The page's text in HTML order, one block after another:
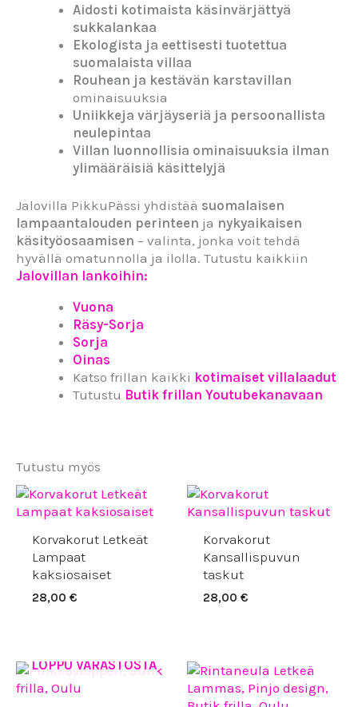
Aidosti kotimaista käsinvärjättyä
sukkalankaa
Ekologista ja eettisesti tuotettua
suomalaista villaa
Rouhean ja kestävän karstavillan
ominaisuuksia
Uniikkeja värjäyseriä ja persoonallista
neulepintaa
Villan luonnollisia ominaisuuksia ilman
ylimääräisiä käsittelyjä
Jalovilla PikkuPässi yhdistää suomalaisen
lampaantalouden perinteen ja nykyaikaisen
käsityöosaamisen – valinta, jonka voit tehdä
hyvällä omatunnolla ja ilolla. Tutustu kaikkiin
Jalovillan lankoihin:
Vuona
Räsy-Sorja
Sorja
Oinas
Katso frillan kaikki kotimaiset villalaadut
Tutustu Butik frillan Youtubekanavaan
Tutustu myös
Korvakorut Letkeät
Lampaat
kaksiosaiset
28,00€
Korvakorut
Kansallispuvun
taskut
28,00€
LOPPU VARASTOSTA